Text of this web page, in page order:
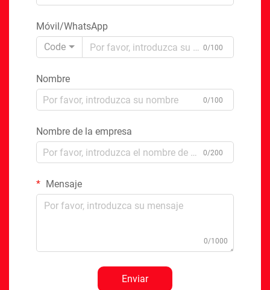
Móvil/WhatsApp
Code
0/100
Nombre
0/100
Nombre de la empresa
0/200
Mensaje
0/1000
Enviar